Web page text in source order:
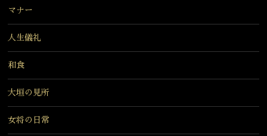
マナー
人生儀礼
和食
大垣の見所
女将の日常